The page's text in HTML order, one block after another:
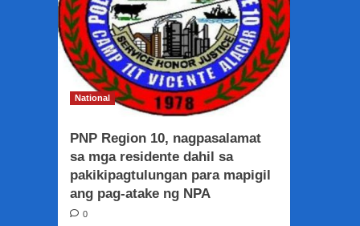
National
PNP Region 10, nagpasalamat
sa mga residente dahil sa
pakikipagtulungan para mapigil
ang pag-atake ng NPA
0